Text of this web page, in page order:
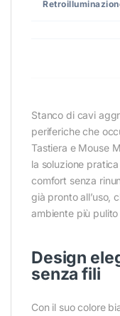
Stanco di cavi
periferiche che
Tastiera e Mouse
la soluzione
comfort senza
già pronto all’uso,
ambiente più
Design
senza fili
Con il suo colore